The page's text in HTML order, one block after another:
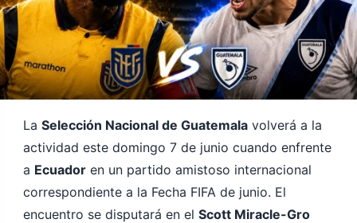
La Selección Nacional de Guatemalavolverá a la
actividad este domingo 7 de junio cuando enfrente
a Ecuadoren un partido amistoso internacional
correspondiente a la Fecha FIFA de junio. El
encuentro se disputará en el Scott Miracle-Gro